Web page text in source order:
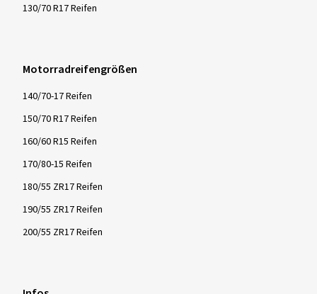
130/70 R17 Reifen
Motorradreifengrößen
140/70-17 Reifen
150/70 R17 Reifen
160/60 R15 Reifen
170/80-15 Reifen
180/55 ZR17 Reifen
190/55 ZR17 Reifen
200/55 ZR17 Reifen